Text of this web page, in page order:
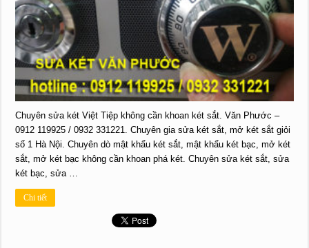
Chuyên sửa két Việt Tiệp không cần khoan két sắt. Văn Phước –
0912 119925 / 0932 331221. Chuyên gia sửa két sắt, mở két sắt giỏi
số 1 Hà Nội. Chuyên dò mật khẩu két sắt, mật khẩu két bạc, mở két
sắt, mở két bạc không cần khoan phá két. Chuyên sửa két sắt, sửa
két bạc, sửa …
Chi tiết